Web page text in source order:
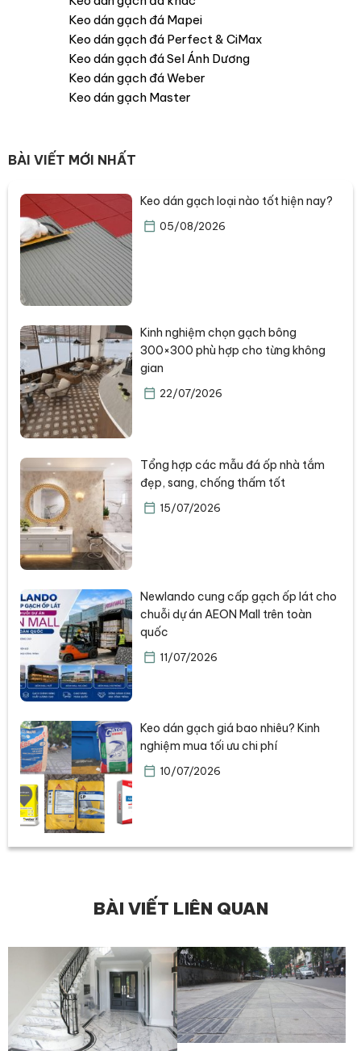
Keo dán gạch đá Mapei
Keo dán gạch đá Perfect & CiMax
Keo dán gạch đá Sel Ánh Dương
Keo dán gạch đá Weber
Keo dán gạch Master
BÀI VIẾT MỚI NHẤT
Keo dán gạch loại nào tốt hiện nay?
05/08/2026
Kinh nghiệm chọn gạch bông
300×300 phù hợp cho từng không
gian
22/07/2026
Tổng hợp các mẫu đá ốp nhà tắm
đẹp, sang, chống thấm tốt
15/07/2026
Newlando cung cấp gạch ốp lát cho
chuỗi dự án AEON Mall trên toàn
quốc
11/07/2026
Keo dán gạch giá bao nhiêu? Kinh
nghiệm mua tối ưu chi phí
10/07/2026
BÀI VIẾT LIÊN QUAN